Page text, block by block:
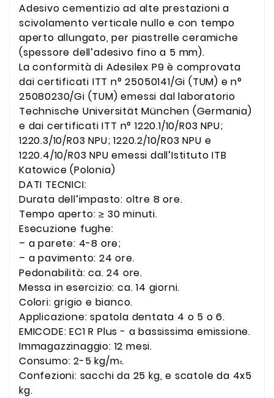
Adesivo cementizio ad alte prestazioni a
scivolamento verticale nullo e con tempo
aperto allungato, per piastrelle ceramiche
(spessore dell’adesivo fino a 5 mm).
La conformità di Adesilex P9 è comprovata
dai certificati ITT n° 25050141/Gi (TUM) e n°
25080230/Gi (TUM) emessi dal laboratorio
Technische Universität München (Germania)
e dai certificati ITT n° 1220.1/10/R03 NPU;
1220.3/10/R03 NPU; 1220.2/10/R03 NPU e
1220.4/10/R03 NPU emessi dall’Istituto ITB
Katowice (Polonia)
DATI TECNICI:
Durata dell’impasto: oltre 8 ore.
Tempo aperto: ≥ 30 minuti.
Esecuzione fughe:
– a parete: 4-8 ore;
– a pavimento: 24 ore.
Pedonabilità: ca. 24 ore.
Messa in esercizio: ca. 14 giorni.
Colori: grigio e bianco.
Applicazione: spatola dentata 4 o 5 o 6.
EMICODE: EC1 R Plus - a bassissima emissione.
Immagazzinaggio: 12 mesi.
Consumo: 2-5 kg/m².
Confezioni: sacchi da 25 kg, e scatole da 4x5
kg.